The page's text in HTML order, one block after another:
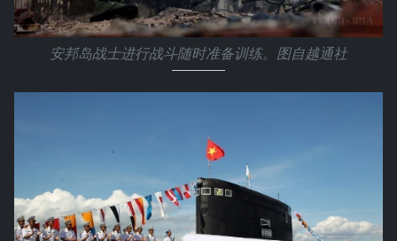
安邦岛战士进行战斗随时准备训练。图自越通社